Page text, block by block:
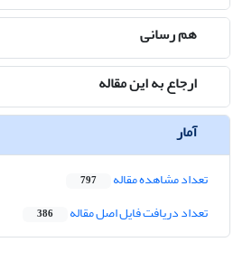
هم رسانی
ارجاع به این مقاله
آمار
تعداد مشاهده مقاله 797
تعداد دریافت فایل اصل مقاله 386